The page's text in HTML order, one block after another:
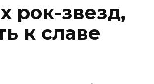
рок-звезд,
к славе